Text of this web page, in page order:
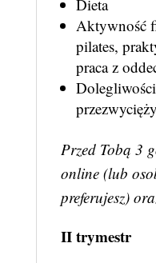
Dieta
Aktywność
pilates,
praca z
Przed Tobą 3
online (lub
preferujesz)
II trymestr